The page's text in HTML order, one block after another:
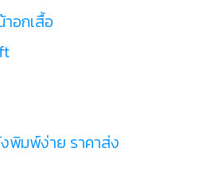
อกเสื้อ
พิมพ์ง่าย ราคาส่ง